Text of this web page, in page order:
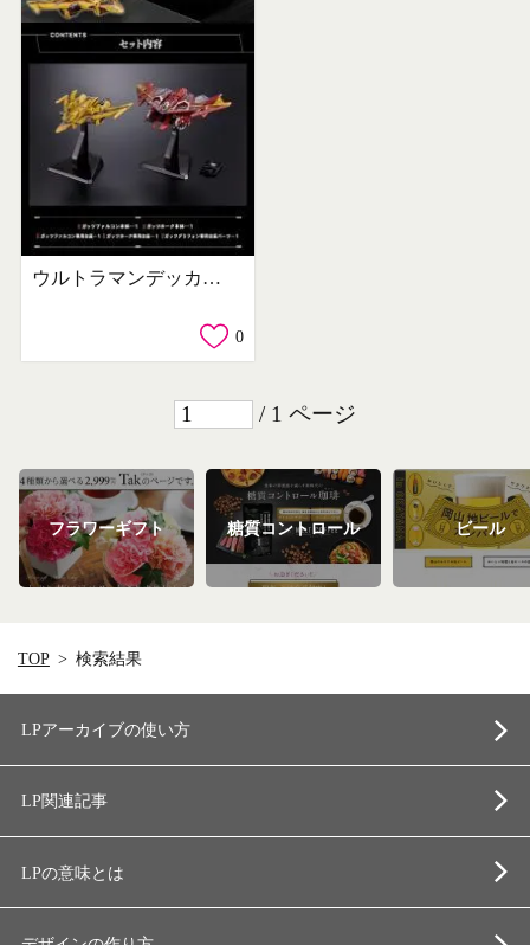
ウルトラマンデッカー ガッツグリフォン -MAXIMUM EDITION-
0
/ 1 ページ
フラワーギフト 糖質コントロール ビール
TOP 検索結果
LPアーカイブの使い方
LP関連記事
LPの意味とは